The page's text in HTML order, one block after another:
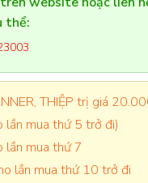
thể:
THIỆP trị giá
lần mua thứ 5 trở đi)
lần mua thứ 7
lần mua thứ 10 trở đi